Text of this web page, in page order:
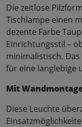
Die zeitlose
Tischlampe einen
dezente Farbe
Einrichtungsstil –
minimalistisch.
für eine langlebige
Mit
Diese Leuchte